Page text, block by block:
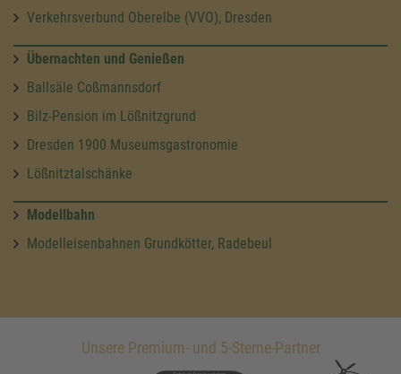
Verkehrsverbund Oberelbe (VVO), Dresden
Übernachten und Genießen
Ballsäle Coßmannsdorf
Bilz-Pension im Lößnitzgrund
Dresden 1900 Museumsgastronomie
Lößnitztalschänke
Modellbahn
Modelleisenbahnen Grundkötter, Radebeul
Unsere Premium- und 5-Sterne-Partner